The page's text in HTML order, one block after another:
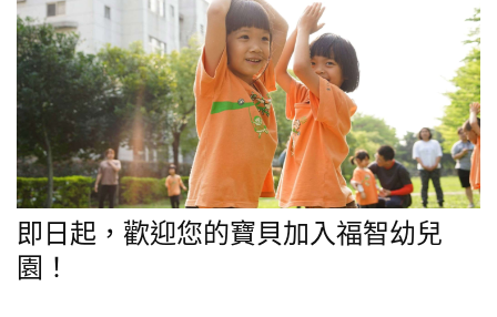
即日起，歡迎您的寶貝加入福智幼兒
園！